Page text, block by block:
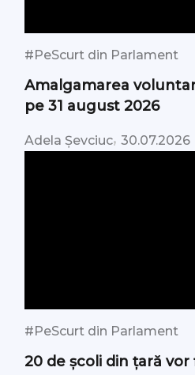
#PeScurt din Parlament
Amalgamarea
pe 31 august 2026
Adela Șevciuc, 30.07.2026
#PeScurt din Parlament
20 de școli din țară